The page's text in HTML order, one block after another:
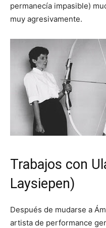
permanecía impasible)
muy agresivamente.
Trabajos con
Laysiepen)
Después de mudarse a
artista de performance